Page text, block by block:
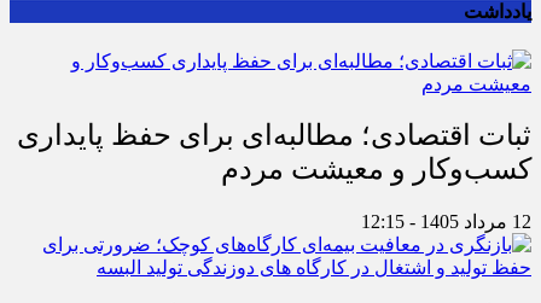
یادداشت
ثبات اقتصادی؛ مطالبه‌ای برای حفظ پایداری
کسب‌وکار و معیشت مردم
12 مرداد 1405 - 12:15